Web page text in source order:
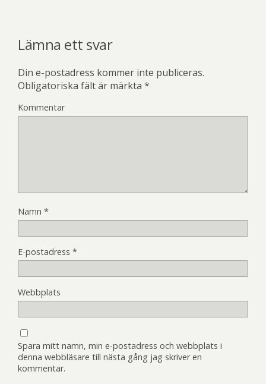
Lämna ett svar
Din e-postadress kommer inte publiceras.
Obligatoriska fält är märkta *
Kommentar
Namn *
E-postadress *
Webbplats
Spara mitt namn, min e-postadress och webbplats i
denna webbläsare till nästa gång jag skriver en
kommentar.